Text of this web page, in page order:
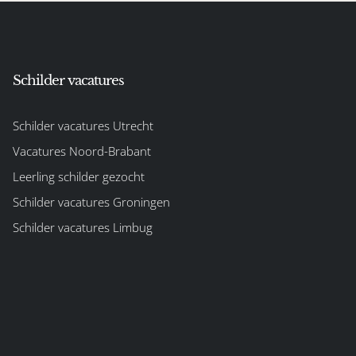
Schilder vacatures
Schilder vacatures Utrecht
Vacatures Noord-Brabant
Leerling schilder gezocht
Schilder vacatures Groningen
Schilder vacatures Limbug